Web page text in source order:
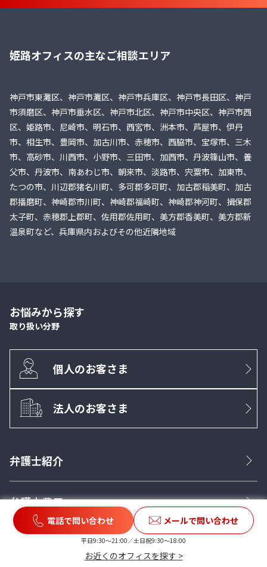
電話で問い合わせ メールで問い合わせ
平日9:30〜21:00／土日祝9:30〜18:00
お近くのオフィスを探す >
姫路オフィスの主なご相談エリア
神戸市東灘区、神戸市灘区、神戸市兵庫区、神戸市長田区、神戸
市須磨区、神戸市垂水区、神戸市北区、神戸市中央区、神戸市西
区、姫路市、尼崎市、明石市、西宮市、洲本市、芦屋市、伊丹
市、相生市、豊岡市、加古川市、赤穂市、西脇市、宝塚市、三木
市、高砂市、川西市、小野市、三田市、加西市、丹波篠山市、養
父市、丹波市、南あわじ市、朝来市、淡路市、宍粟市、加東市、
たつの市、川辺郡猪名川町、多可郡多可町、加古郡稲美町、加古
郡播磨町、神崎郡市川町、神崎郡福崎町、神崎郡神河町、揖保郡
太子町、赤穂郡上郡町、佐用郡佐用町、美方郡香美町、美方郡新
温泉町など、兵庫県内およびその他近隣地域
お悩みから探す
取り扱い分野
個人のお客さま
法人のお客さま
弁護士紹介
弁護士費用